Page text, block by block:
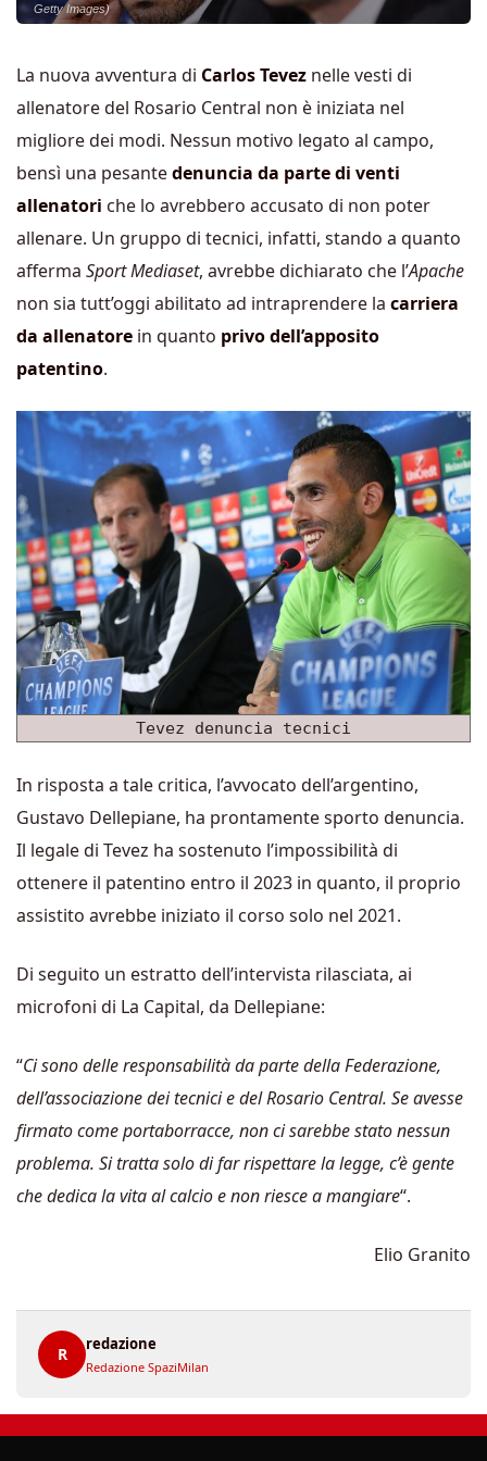
Getty Images)
La nuova avventura di Carlos Tevez nelle vesti di
allenatore del Rosario Central non è iniziata nel
migliore dei modi. Nessun motivo legato al campo,
bensì una pesantedenuncia da parte di venti
allenatori che lo avrebbero accusato di non poter
allenare. Un gruppo di tecnici, infatti, stando a quanto
afferma Sport Mediaset, avrebbe dichiarato che l’Apache
non sia tutt’oggi abilitato ad intraprendere la carriera
da allenatore in quanto privo dell’apposito
patentino.
Tevez denuncia tecnici
In risposta a tale critica, l’avvocato dell’argentino,
Gustavo Dellepiane, ha prontamente sporto denuncia.
Il legale di Tevez ha sostenuto l’impossibilità di
ottenere il patentino entro il 2023 in quanto, il proprio
assistito avrebbe iniziato il corso solo nel 2021.
Di seguito un estratto dell’intervista rilasciata, ai
microfoni di La Capital, da Dellepiane:
“Ci sono delle responsabilità da parte della Federazione,
dell’associazione dei tecnici e del Rosario Central. Se avesse
firmato come portaborracce, non ci sarebbe stato nessun
problema. Si tratta solo di far rispettare la legge, c’è gente
che dedica la vita al calcio e non riesce a mangiare“.
Elio Granito
R
redazione
Redazione SpaziMilan